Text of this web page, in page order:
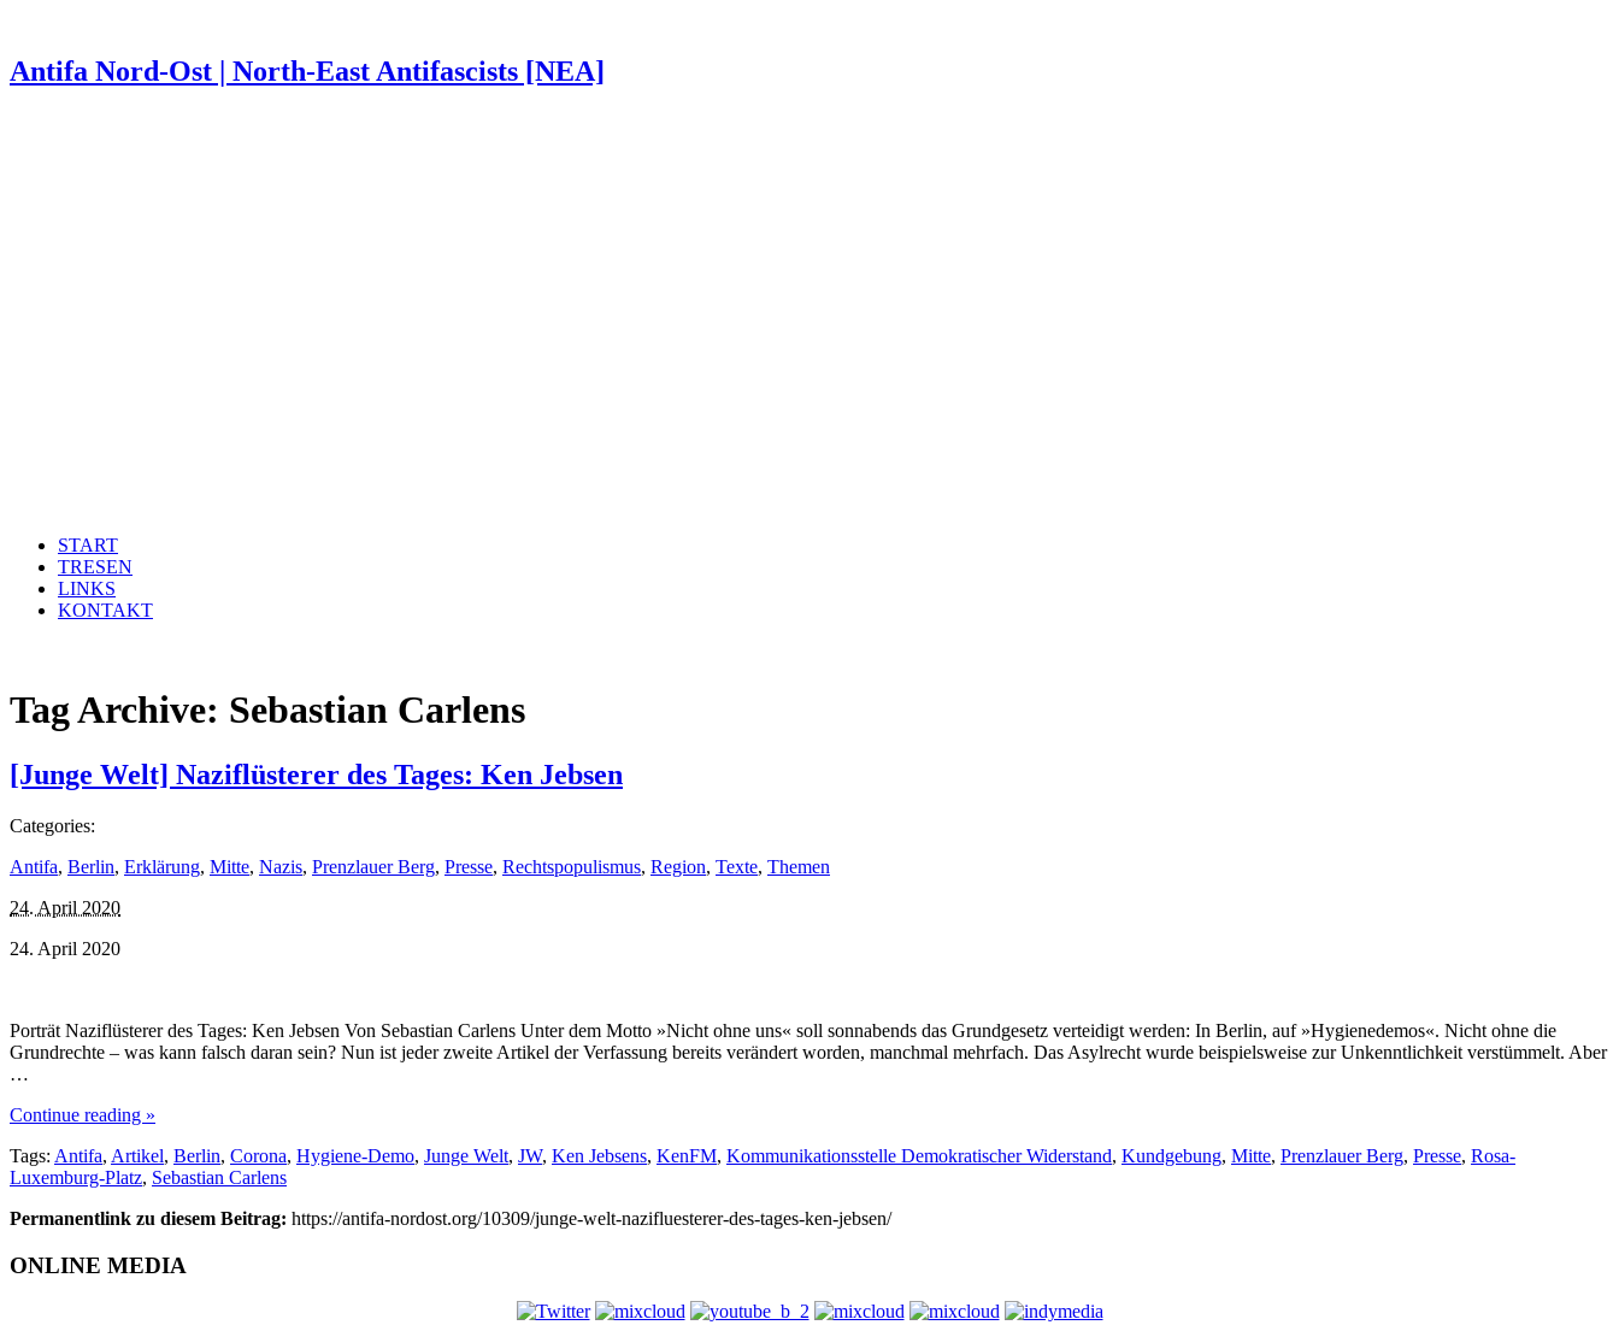
Antifa Nord-Ost | North-East Antifascists [NEA]
START
TRESEN
LINKS
KONTAKT
Tag Archive: Sebastian Carlens
[Junge Welt] Naziflüsterer des Tages: Ken Jebsen
Categories:
Antifa, Berlin, Erklärung, Mitte, Nazis, Prenzlauer Berg, Presse, Rechtspopulismus, Region, Texte, Themen
24. April 2020
24. April 2020
Porträt Naziflüsterer des Tages: Ken Jebsen Von Sebastian Carlens Unter dem Motto »Nicht ohne uns« soll sonnabends das Grundgesetz verteidigt werden: In Berlin, auf »Hygiene­demos«. Nicht ohne die
Grundrechte – was kann falsch daran sein? Nun ist jeder zweite Artikel der Verfassung bereits verändert worden, manchmal mehrfach. Das Asylrecht wurde beispielsweise zur Unkenntlichkeit verstümmelt. Aber
…
Continue reading »
Tags: Antifa, Artikel, Berlin, Corona, Hygiene-Demo, Junge Welt, JW, Ken Jebsens, KenFM, Kommunikationsstelle Demokratischer Widerstand, Kundgebung, Mitte, Prenzlauer Berg, Presse, Rosa-
Luxemburg-Platz, Sebastian Carlens
Permanentlink zu diesem Beitrag: https://antifa-nordost.org/10309/junge-welt-nazifluesterer-des-tages-ken-jebsen/
ONLINE MEDIA